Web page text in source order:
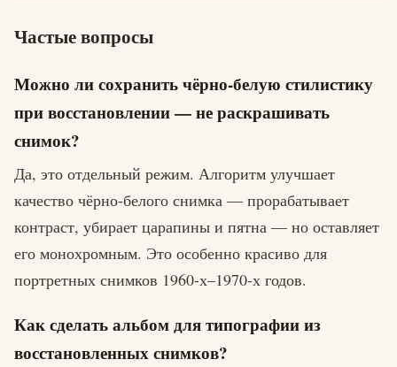
Частые вопросы
Можно ли сохранить чёрно-белую стилистику
при восстановлении — не раскрашивать
снимок?
Да, это отдельный режим. Алгоритм улучшает
качество чёрно-белого снимка — прорабатывает
контраст, убирает царапины и пятна — но оставляет
его монохромным. Это особенно красиво для
портретных снимков 1960-х–1970-х годов.
Как сделать альбом для типографии из
восстановленных снимков?